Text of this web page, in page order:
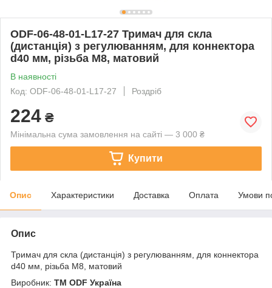
ODF-06-48-01-L17-27 Тримач для скла
(дистанція) з регулюванням, для коннектора
d40 мм, різьба М8, матовий
В наявності
Код: ODF-06-48-01-L17-27
Роздріб
224 ₴
Мінімальна сума замовлення на сайті — 3 000 ₴
Купити
Опис Характеристики Доставка Оплата Умови
Опис
Тримач для скла (дистанція) з регулюванням, для коннектора
d40 мм, різьба М8, матовий
Виробник: ТМ ODF Україна